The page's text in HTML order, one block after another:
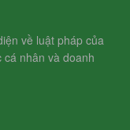
về luật pháp của
nhân và doanh